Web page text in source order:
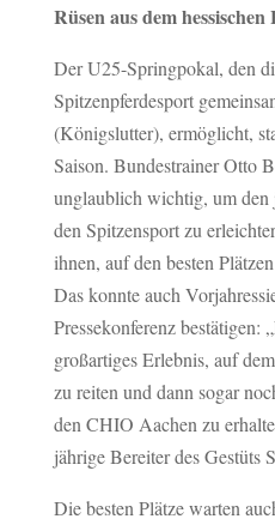
Rüsen aus dem
Der U25-Springpokal, den
Spitzenpferdesport
(Königslutter), ermöglicht,
Saison. Bundestrainer Otto
unglaublich wichtig, um den
den Spitzensport zu
ihnen, auf den besten
Das konnte auch
Pressekonferenz bestätigen:
großartiges Erlebnis, auf
zu reiten und dann sogar
den CHIO Aachen zu
jährige Bereiter des Gestüts
Die besten Plätze warten